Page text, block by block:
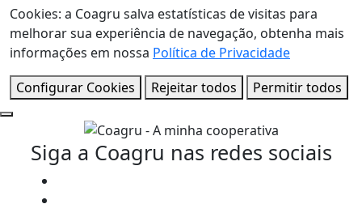
Cookies: a Coagru salva estatísticas de visitas para
melhorar sua experiência de navegação, obtenha mais
informações em nossa Política de Privacidade
Configurar Cookies
Rejeitar todos Permitir todos
Siga a Coagru nas redes sociais